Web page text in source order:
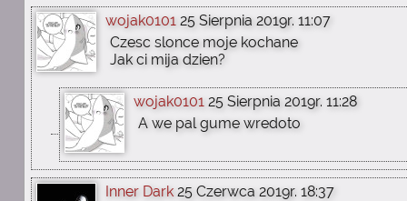
wojak0101 25 Sierpnia 2019r. 11:07
Czesc slonce moje kochane
Jak ci mija dzien?
wojak0101 25 Sierpnia 2019r. 11:28
A we pal gume wredoto
Inner Dark 25 Czerwca 2019r. 18:37